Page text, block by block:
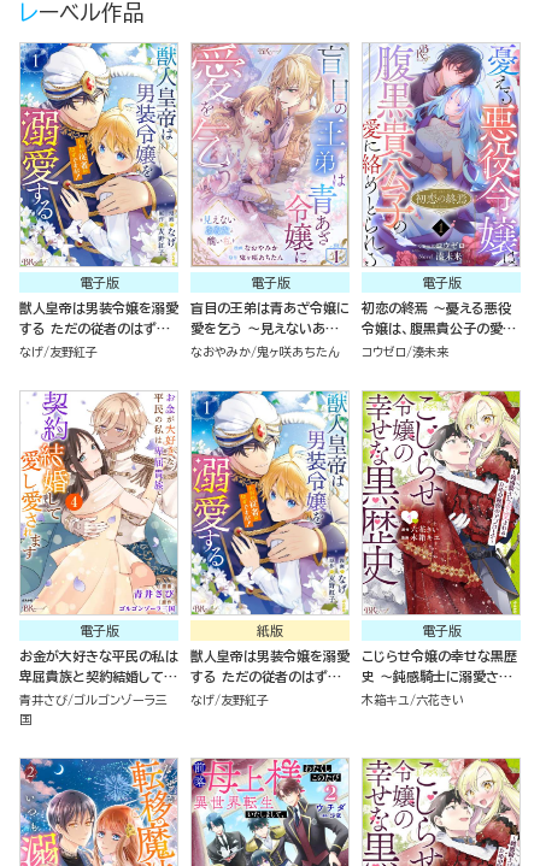
レーベル作品
電子版
獣人皇帝は男装令嬢を溺愛
する ただの従者のはずで
すが！ コミック版 （1）
なげ 友野紅子
電子版
盲目の王弟は青あざ令嬢に
愛を乞う ～見えないあな
たと醜い私～ コミック版
なおやみか 鬼ヶ咲あちたん
電子版
初恋の終焉 ～憂える悪役
令嬢は、腹黒貴公子の愛に
絡めとられる～ コミック版
コウゼロ 湊未来
電子版
お金が大好きな平民の私は
卑屈貴族と契約結婚して愛
し愛されます コミック版
（4）
青井さび ゴルゴンゾーラ三
国
紙版
獣人皇帝は男装令嬢を溺愛
する ただの従者のはずで
すが！（１）
なげ 友野紅子
電子版
こじらせ令嬢の幸せな黒歴
史 ～鈍感騎士に溺愛され
るための秘密のアプローチ
木箱キユ 六花きい